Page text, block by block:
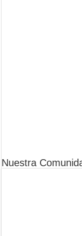
Nuestra